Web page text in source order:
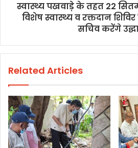
स्वास्थ्य पखवाड़े के तहत 22
विशेष स्वास्थ्य व रक्तदान
सचिव करेंगे
Related Articles